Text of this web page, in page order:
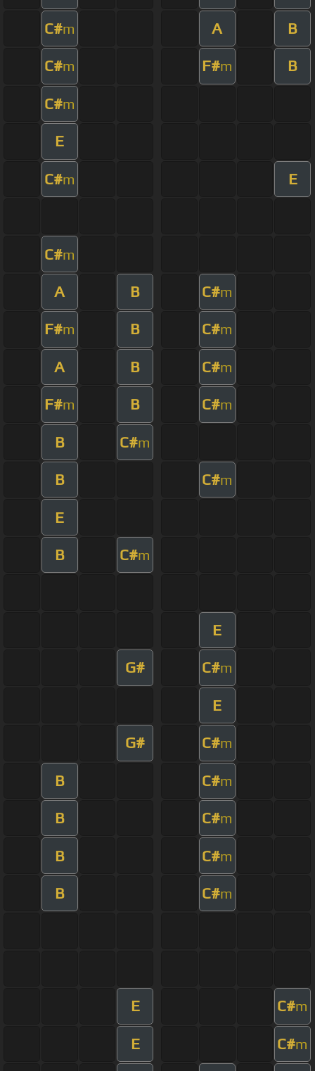
C#m A B
C#m F#m B
C#m
E
C#m E
C#m
A B C#m
F#m B C#m
A B C#m
F#m B C#m
B C#m
B C#m
E
B C#m
E
G# C#m
E
G# C#m
B C#m
B C#m
B C#m
B C#m
E C#m
E C#m